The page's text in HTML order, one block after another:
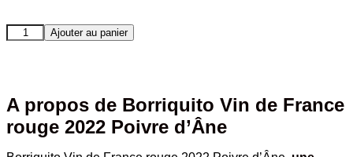
quantité
de
France
rouge
2022
Ajouter au panier
A propos de Borriquito Vin de France
rouge 2022 Poivre d’Âne